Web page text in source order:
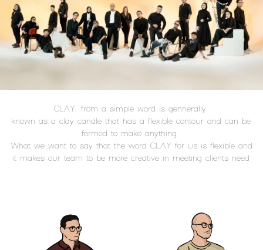
CLAY, from a simple word is gennerally
known as a clay candle that has a flexible contour and can be
formed to make anything.
What we want to say that the word CLAY for us is flexible and
it makes our team to be more creative in meeting clients need.